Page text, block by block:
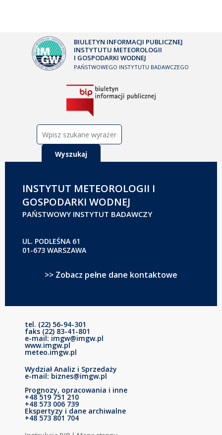
BIULETYN INFORMACJI PUBLICZNEJ
INSTYTUTU METEOROLOGII
I GOSPODARKI WODNEJ
PAŃSTWOWEGO INSTYTUTU BADAWCZEGO
INSTYTUT METEOROLOGII I
GOSPODARKI WODNEJ
PAŃSTWOWY INSTYTUT BADAWCZY
UL. PODLEŚNA 61
01-673 WARSZAWA
>> Zobacz pełne dane kontaktowe
tel. (22) 56-94-301
faks (22) 83-41-801
e-mail: imgw@imgw.pl
www.imgw.pl
meteo.imgw.pl
Wydział Analiz i Sprzedaży
e-mail: biznes@imgw.pl
Prognozy, opracowania i inne
+48 519 751 210
+48 573 006 739
Ekspertyzy i dane archiwalne
+48 573 801 704